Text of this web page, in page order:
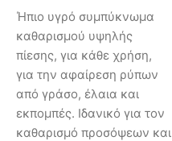
Ήπιο υγρό συμπύκνωμα
καθαρισμού υψηλής
πίεσης, για κάθε χρήση,
για την αφαίρεση ρύπων
από γράσο, έλαια και
εκπομπές. Ιδανικό για τον
καθαρισμό προσόψεων και